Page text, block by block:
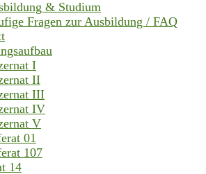
& Studium
Fragen zur Ausbildung / FAQ
I
II
III
IV
V
01
107
14